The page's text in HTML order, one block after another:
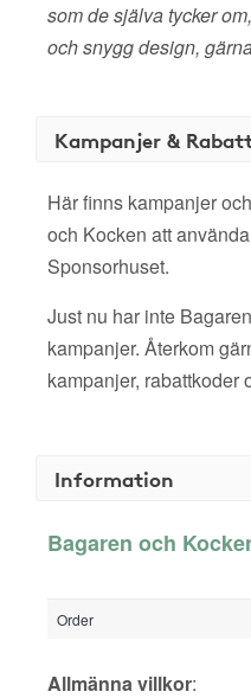
som de själva tycker
och snygg design,
Kampanjer &
Här finns kampanjer
och Kocken att
Sponsorhuset.
Just nu har inte
kampanjer. Återkom
kampanjer, rabattkoder
Information
Bagaren och
Order
Allmänna villkor: